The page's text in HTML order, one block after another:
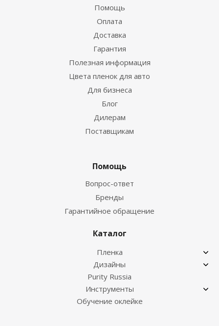
Помощь
Оплата
Доставка
Гарантия
Полезная информация
Цвета пленок для авто
Для бизнеса
Блог
Дилерам
Поставщикам
Помощь
Вопрос-ответ
Бренды
Гарантийное обращение
Каталог
Пленка
Дизайны
Purity Russia
Инструменты
Обучение оклейке